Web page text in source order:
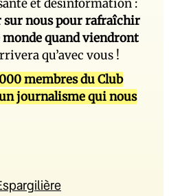
et désinformation :
sur nous pour rafraîchir
quand viendront
qu’avec vous !
membres du Club
journalisme qui nous